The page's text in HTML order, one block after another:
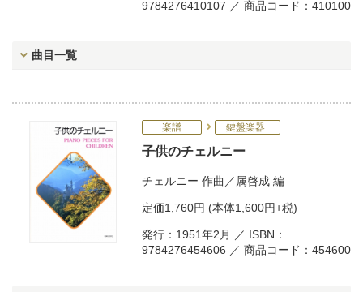
9784276410107 ／ 商品コード：410100
曲目一覧
楽譜 鍵盤楽器
子供のチェルニー
チェルニー 作曲／ 属啓成 編
定価1,760円 (本体1,600円+税)
発行：1951年2月 ／ ISBN：
9784276454606 ／ 商品コード：454600